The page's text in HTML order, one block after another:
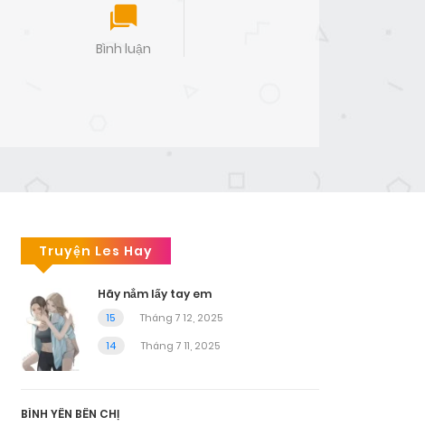
Bình luận
Truyện Les Hay
Hãy nắm lấy tay em
15
Tháng 7 12, 2025
14
Tháng 7 11, 2025
BÌNH YÊN BÊN CHỊ